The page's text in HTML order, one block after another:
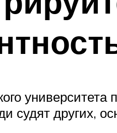
судят других,